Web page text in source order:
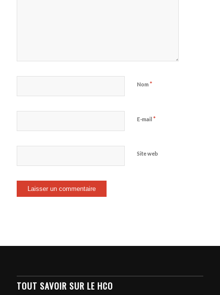
Nom *
E-mail *
Site web
TOUT SAVOIR SUR LE HCO